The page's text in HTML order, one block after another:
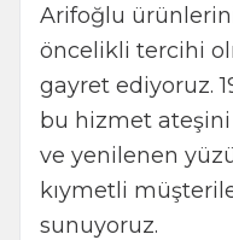
Arifoğlu
öncelikli tercihi
gayret ediyoruz.
bu hizmet ateşini
ve yenilenen
kıymetli
sunuyoruz.